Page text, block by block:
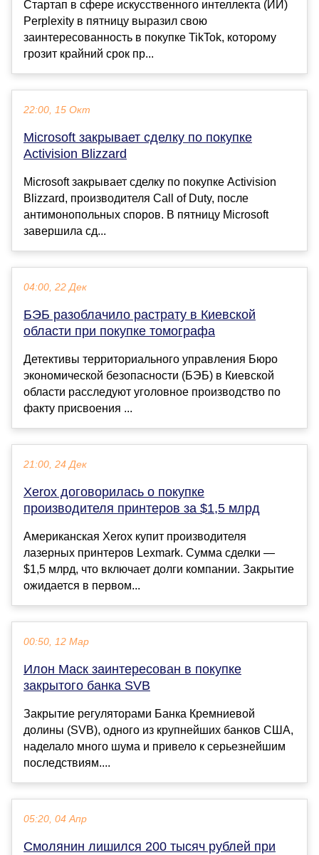
Стартап в сфере искусственного интеллекта (ИИ)
Perplexity в пятницу выразил свою
заинтересованность в покупке TikTok, которому
грозит крайний срок пр...
22:00, 15 Окт
Microsoft закрывает сделку по покупке
Activision Blizzard
Microsoft закрывает сделку по покупке Activision
Blizzard, производителя Call of Duty, после
антимонопольных споров. В пятницу Microsoft
завершила сд...
04:00, 22 Дек
БЭБ разоблачило растрату в Киевской
области при покупке томографа
Детективы территориального управления Бюро
экономической безопасности (БЭБ) в Киевской
области расследуют уголовное производство по
факту присвоения ...
21:00, 24 Дек
Xerox договорилась о покупке
производителя принтеров за $1,5 млрд
Американская Xerox купит производителя
лазерных принтеров Lexmark. Сумма сделки —
$1,5 млрд, что включает долги компании. Закрытие
ожидается в первом...
00:50, 12 Мар
Илон Маск заинтересован в покупке
закрытого банка SVB
Закрытие регуляторами Банка Кремниевой
долины (SVB), одного из крупнейших банков США,
наделало много шума и привело к серьезнейшим
последствиям....
05:20, 04 Апр
Смолянин лишился 200 тысяч рублей при